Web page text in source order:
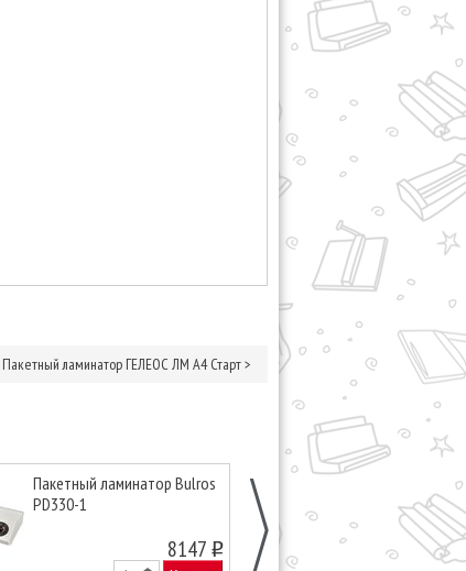
Пакетный ламинатор ГЕЛЕОС ЛМ A4 Старт>
Пакетный ламинатор Bulros
PD330-1
8147 o
Пакетный
ЛМ A3 Про